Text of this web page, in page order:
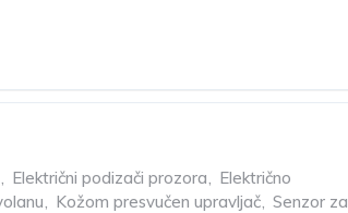
, Električni podizači prozora, Električno
, Kožom presvučen upravljač, Senzor za